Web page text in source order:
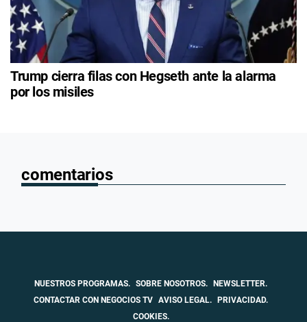
Trump cierra filas con Hegseth ante la alarma
por los misiles
comentarios
NUESTROS PROGRAMAS. SOBRE NOSOTROS. NEWSLETTER.
CONTACTAR CON NEGOCIOS TV AVISO LEGAL. PRIVACIDAD.
COOKIES.